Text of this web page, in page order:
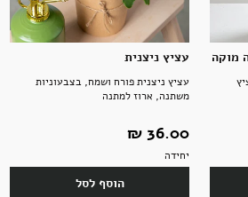
מוקה
בעציץ
עציץ ניצנית
עציץ ניצנית פורח ושמח, בצבעוניות
משתנה, ארוז למתנה
36.00 ‏₪
יחידה
הוסף לסל